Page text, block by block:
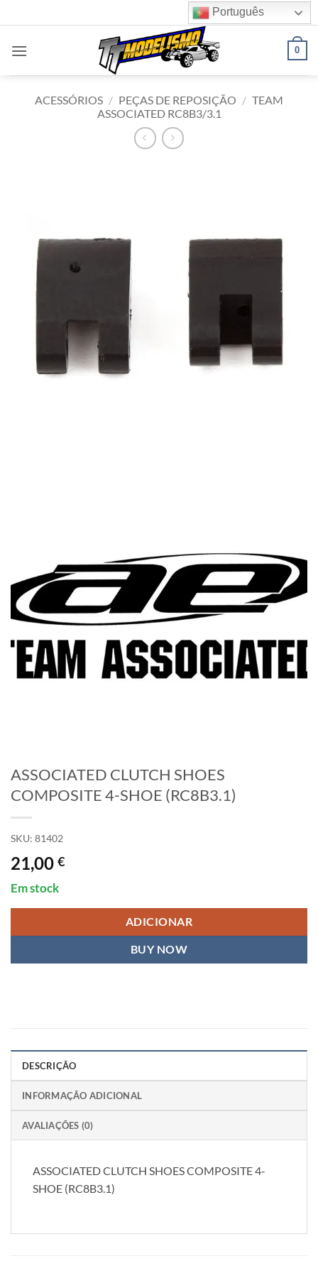
to
content
Português
0
ACESSÓRIOS / PEÇAS DE REPOSIÇÃO / TEAM
ASSOCIATED RC8B3/3.1
ASSOCIATED CLUTCH SHOES
COMPOSITE 4-SHOE (RC8B3.1)
SKU: 81402
21,00 €
Em stock
ADICIONAR
BUY NOW
DESCRIÇÃO
INFORMAÇÃO ADICIONAL
AVALIAÇÕES (0)
ASSOCIATED CLUTCH SHOES COMPOSITE 4-
SHOE (RC8B3.1)